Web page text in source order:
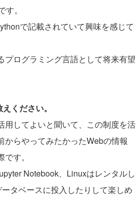
。
で記載されていて興味を感じて
プログラミング言語として将来有望
ください。
用してよいと聞いて、この制度を活
らやってみたかったWebの情報
す。
Notebook、Linuxはレンタルし
タベースに投入したりして楽しめ